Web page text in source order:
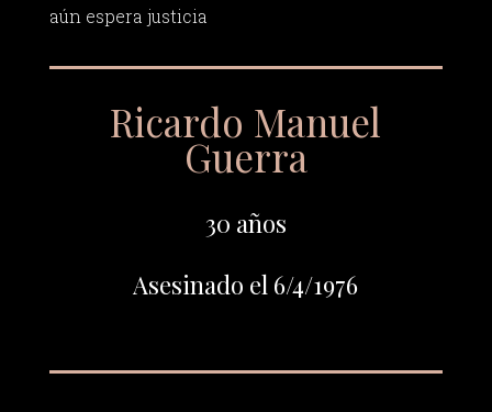
aún espera justicia
Ricardo Manuel
Guerra
30 años
Asesinado el 6/4/1976